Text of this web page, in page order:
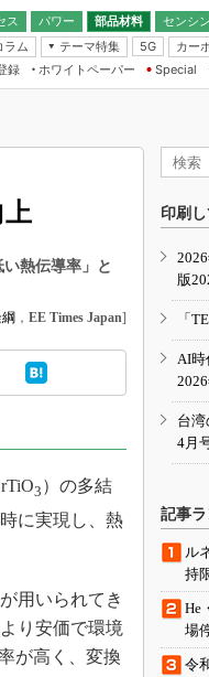
ス パワー 部品材料 センシ
無線
ラム
テーマ特集
5G カー
IoT・エッジコンピ
EXPO
TECHNO-
人とくるま展
録 ホワイトペーパー
Special
上
熱伝導率」と
， EE Times Japan]
3 ）の多結
に実現し、熱
用いられてき
り安価で環境
が高く、変換
印刷
版
「
AI
台
4月
記事
ル
持
He
場
令